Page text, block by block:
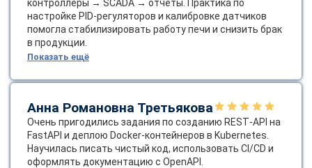
контроллеры → SCADA → отчёты. Практика по
настройке PID‑регуляторов и калибровке датчиков
помогла стабилизировать работу печи и снизить брак
в продукции.
Показать ещё
Анна Романовна Третьякова
Очень пригодились задания по созданию REST‑API на
FastAPI и деплою Docker‑контейнеров в Kubernetes.
Научилась писать чистый код, использовать CI/CD и
оформлять документацию с OpenAPI.